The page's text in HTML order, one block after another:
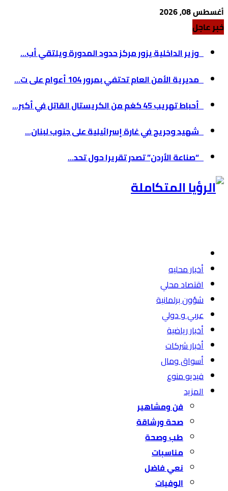
أغسطس 08, 2026
خبر عاجل
وزير الداخلية يزور مركز حدود المدورة ويلتقي أب...
مديرية الأمن العام تحتفي بمرور 104 أعوام على ت...
أحباط تهريب 45 كغم من الكريستال القاتل في أكبر...
شهيد وجريح في غارة إسرائيلية على جنوب لبنان...
“صناعة الأردن” تصدر تقريرا حول تحد...
أخبار محليه
اقتصاد محلي
شؤون برلمانية
عربي و دولي
أخبار رياضية
أخبار شركات
أسواق ومال
فيديو منوع
المزيد
فن ومشاهير
صحة ورشاقة
طب وصحة
مناسبات
نعي فاضل
الوفيات